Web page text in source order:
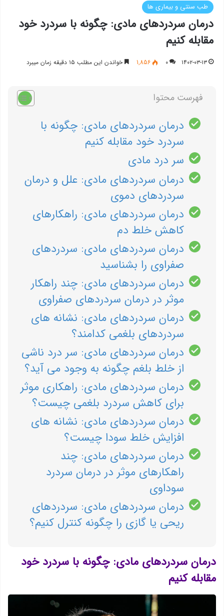
طب سنتی و بیماری ها
درمان سردردهای مادی: چگونه با سردرد خود
مقابله کنیم
۱۴۰۲-۰۳-۱۳ ۰ 1,856 خواندن این مطلب ۱۵ دقیقه زمان میبرد
فهرست محتوا
درمان سردردهای مادی: چگونه با
سردرد خود مقابله کنیم
سر درد مادی
درمان سردردهای مادی: علل و درمان
سردردهای دموی
درمان سردردهای مادی: راهکارهای
کاهش خلط دم
درمان سردردهای مادی: سردردهای
صفراوی را بشناسید
درمان سردردهای مادی: چند راهکار
موثر در درمان سردردهای صفراوی
درمان سردردهای مادی: نشانه های
سردردهای بلغمی کدامند؟
درمان سردردهای مادی: سر درد ناشی
از خلط بلغم چگونه به وجود می آید؟
درمان سردردهای مادی: راهکاری موثر
برای کاهش سردرد بلغمی چیست؟
درمان سردردهای مادی: نشانه های
افزایش خلط سودا چیست؟
درمان سردردهای مادی: چند
راهکارهای موثر در درمان سردرد
سوداوی
درمان سردردهای مادی: سردردهای
ریحی یا گازی را چگونه کنترل کنیم؟
درمان سردردهای مادی: چگونه با سردرد خود
مقابله کنیم